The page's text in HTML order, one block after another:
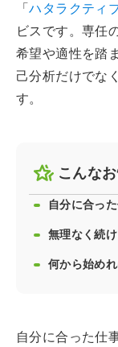
「ハタラクティ
ビスです。専任
希望や適性を踏
己分析だけでな
す。
こんな
自分に合っ
無理なく続
何から始め
自分に合った仕